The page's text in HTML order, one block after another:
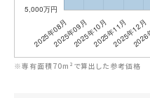
※専有面積70m²で算出した参考価格